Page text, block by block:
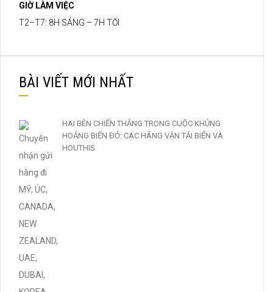
GIỜ LÀM VIỆC
T2–T7: 8H SÁNG – 7H TỐI
BÀI VIẾT MỚI NHẤT
HAI BÊN CHIẾN THẮNG TRONG CUỘC KHỦNG
HOẢNG BIỂN ĐỎ: CÁC HÃNG VẬN TẢI BIỂN VÀ
HOUTHIS